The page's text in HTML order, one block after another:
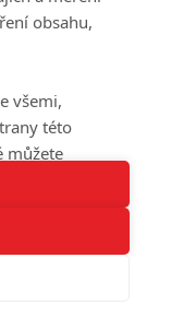
obsahu,
všemi,
této
můžete
na stránce
funkce.
pouze na
a odvolání
s